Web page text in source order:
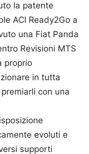
la patente
ACI Ready2Go a
una Fiat Panda
Revisioni MTS
proprio
in tutta
con una
evoluti e
supporti